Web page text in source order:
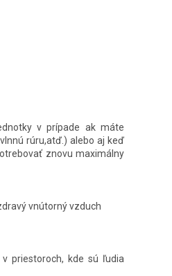
v prípade ak máte
rúru,atď.) alebo aj keď
znovu maximálny
vnútorný vzduch
priestoroch, kde sú ľudia